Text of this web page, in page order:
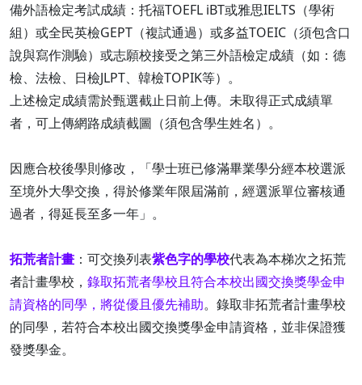
備外語檢定考試成績：托福TOEFL iBT或雅思IELTS（學術
組）或全民英檢GEPT（複試通過）或多益TOEIC（須包含口
說與寫作測驗）或志願校接受之第三外語檢定成績（如：德
檢、法檢、日檢JLPT、韓檢TOPIK等）。
上述檢定成績需於甄選截止日前上傳。未取得正式成績單
者，可上傳網路成績截圖（須包含學生姓名）。
因應合校後學則修改，「學士班已修滿畢業學分經本校選派
至境外大學交換，得於修業年限屆滿前，經選派單位審核通
過者，得延長至多一年」。
拓荒者計畫 ：可交換列表紫色字的學校代表為本梯次之拓荒
者計畫學校， 錄取拓荒者學校且符合本校出國交換獎學金申
請資格的同學，將從優且優先補助。錄取非拓荒者計畫學校
的同學，若符合本校出國交換獎學金申請資格，並非保證獲
發獎學金。